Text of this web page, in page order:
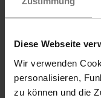
Diese Webseite
Wir verwenden
personalisieren,
zu können und die